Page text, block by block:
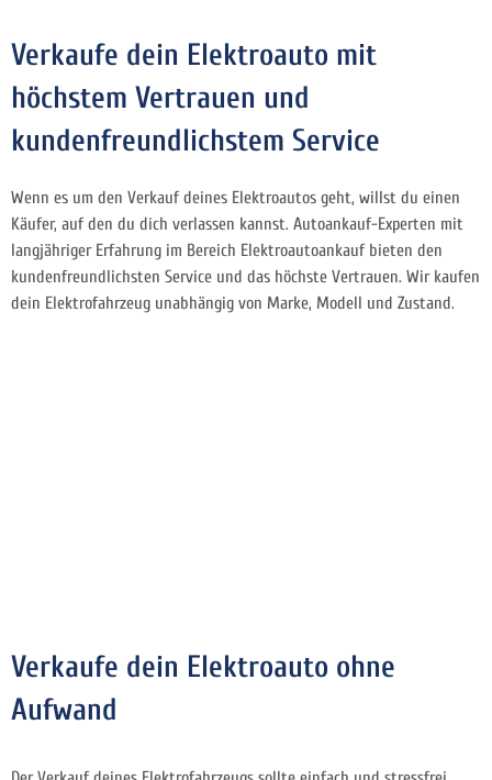
Verkaufe dein Elektroauto mit
höchstem Vertrauen und
kundenfreundlichstem Service
Wenn es um den Verkauf deines Elektroautos geht, willst du einen
Käufer, auf den du dich verlassen kannst. Autoankauf-Experten mit
langjähriger Erfahrung im Bereich Elektroautoankauf bieten den
kundenfreundlichsten Service und das höchste Vertrauen. Wir kaufen
dein Elektrofahrzeug unabhängig von Marke, Modell und Zustand.
Verkaufe dein Elektroauto ohne
Aufwand